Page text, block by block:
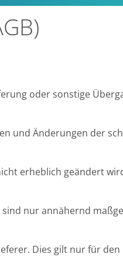
oder sonstige
und Änderungen der
erheblich geändert
nur annähernd
Dies gilt nur für den